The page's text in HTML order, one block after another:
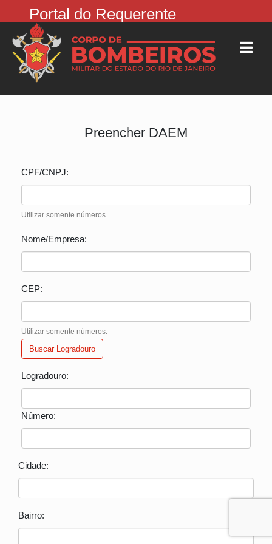
Portal do Requerente
Preencher DAEM
CPF/CNPJ:
Utilizar somente números.
Nome/Empresa:
CEP:
Utilizar somente números.
Buscar Logradouro
Logradouro:
Número:
Cidade:
Bairro: